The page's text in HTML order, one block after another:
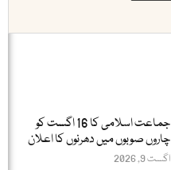
جماعت اسلامی کا 16 اگست کو
چاروں صوبوں میں دھرنوں کا اعلان
اگست 9, 2026